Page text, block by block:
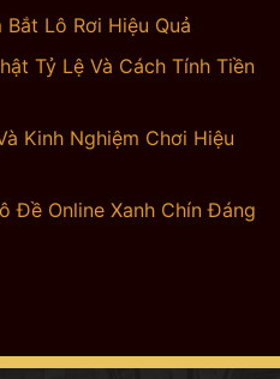
Lô Rơi Hiệu Quả
Tỷ Lệ Và Cách Tính Tiền
Kinh Nghiệm Chơi Hiệu
Đề Online Xanh Chín Đáng